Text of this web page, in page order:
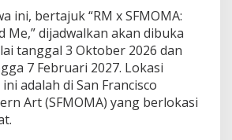
M
A
D
i
b
u
k
ini, bertajuk “RM x SFMOMA:
Me,” dijadwalkan akan dibuka
tanggal 3 Oktober 2026 dan
7 Februari 2027. Lokasi
adalah di San Francisco
Art (SFMOMA) yang berlokasi